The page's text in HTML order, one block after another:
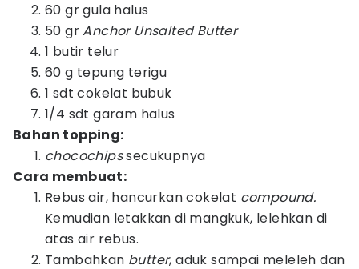
60 gr gula halus
50 grAnchor Unsalted Butter
1 butir telur
60 g tepung terigu
1 sdt cokelat bubuk
1/4 sdt garam halus
Bahan topping:
chocochipssecukupnya
Cara membuat:
Rebus air, hancurkan cokelat compound.
Kemudian letakkan di mangkuk, lelehkan di
atas air rebus.
Tambahkan butter, aduk sampai meleleh dan